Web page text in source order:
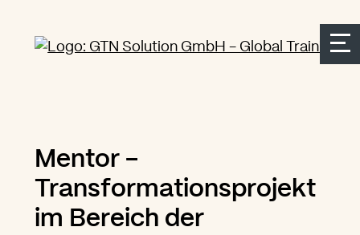
Accesskey: [Alt+1]
Accesskey: [Alt+2]
Mentor -
Transformationsprojekt
im Bereich der